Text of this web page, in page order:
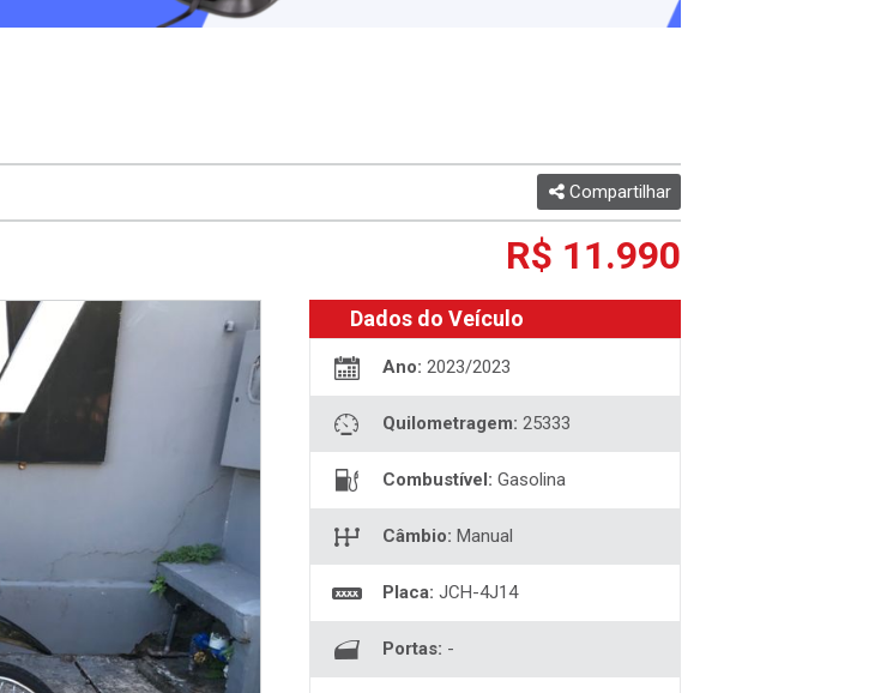
Dados do Veículo
Ano: 2023/2023
Quilometragem: 25333
Combustível: Gasolina
Câmbio: Manual
Placa: JCH-4J14
Portas: -
R$ 11.990
Compartilhar